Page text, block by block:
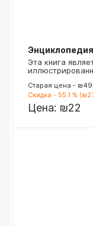
Эта книга
Старая цена - ₪49
Скидка - 55.1 %
Цена: ₪22